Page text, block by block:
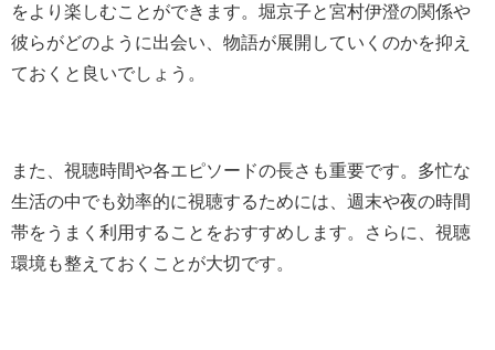
をより楽しむことができます。堀京子と宮村伊澄の関係や
彼らがどのように出会い、物語が展開していくのかを抑え
ておくと良いでしょう。
また、視聴時間や各エピソードの長さも重要です。多忙な
生活の中でも効率的に視聴するためには、週末や夜の時間
帯をうまく利用することをおすすめします。さらに、視聴
環境も整えておくことが大切です。